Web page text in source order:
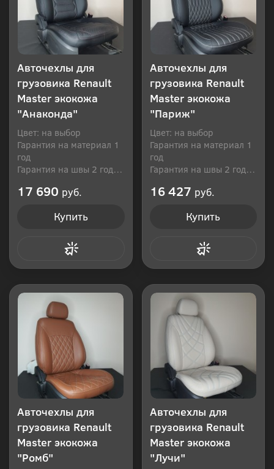
Авточехлы для
грузовика Renault
Master экокожа
"Анаконда"
Цвет: на выбор
Гарантия на материал 1
год
Гарантия на швы 2 года
17 690 руб.
Купить
Авточехлы для
грузовика Renault
Master экокожа
"Париж"
Цвет: на выбор
Гарантия на материал 1
год
Гарантия на швы 2 года
16 427 руб.
Купить
Авточехлы для
грузовика Renault
Master экокожа
"Ромб"
Авточехлы для
грузовика Renault
Master экокожа
"Лучи"